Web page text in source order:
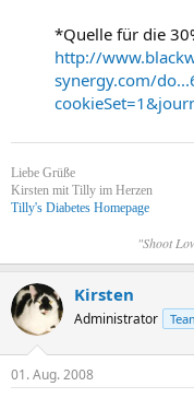
*Quelle für die
http://
synergy.com/
Liebe Grüße
Kirsten mit Tilly im Herzen
Tilly's Diabetes Homepage
"Shoot
Kirsten
Administrator
01. Aug. 2008